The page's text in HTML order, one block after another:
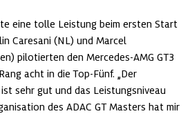
eine tolle Leistung beim ersten Start
Caresani (NL) und Marcel
pilotierten den Mercedes-AMG GT3
acht in die Top-Fünf. „Der
sehr gut und das Leistungsniveau
des ADAC GT Masters hat mir